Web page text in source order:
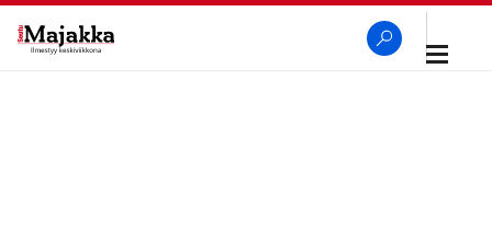
Avaa